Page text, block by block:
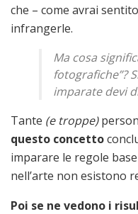
che – come avrai
infrangerle.
Ma cosa
fotografiche”?
imparate devi
Tante (e troppe)
questo concetto
imparare le regole
nell’arte non esistono
Poi se ne vedono i